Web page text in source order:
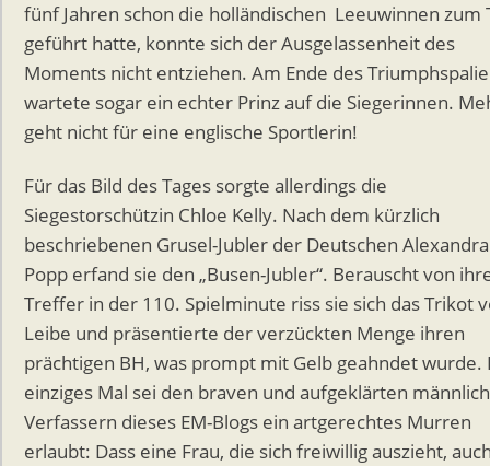
fünf Jahren schon die holländischen Leeuwinnen zum
geführt hatte, konnte sich der Ausgelassenheit des
Moments nicht entziehen. Am Ende des
wartete sogar ein echter Prinz auf die Siegerinnen.
geht nicht für eine englische Sportlerin!
Für das Bild des Tages sorgte allerdings die
Siegestorschützin Chloe Kelly. Nach dem kürzlich
beschriebenen Grusel-Jubler der Deutschen Alexandra
Popp erfand sie den „Busen-Jubler“. Berauscht von
Treffer in der 110. Spielminute riss sie sich das Trikot
Leibe und präsentierte der verzückten Menge ihren
prächtigen BH, was prompt mit Gelb geahndet wurde.
einziges Mal sei den braven und aufgeklärten
Verfassern dieses EM-Blogs ein artgerechtes Murren
erlaubt: Dass eine Frau, die sich freiwillig auszieht,